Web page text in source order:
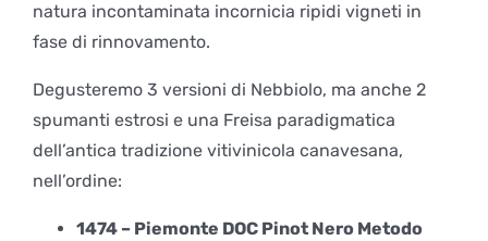
natura incontaminata incornicia ripidi vigneti in
fase di rinnovamento.
Degusteremo 3 versioni di Nebbiolo, ma anche 2
spumanti estrosi e una Freisa paradigmatica
dell’antica tradizione vitivinicola canavesana,
nell’ordine:
1474 – Piemonte DOC Pinot Nero Metodo